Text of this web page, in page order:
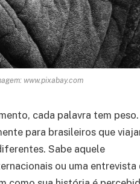
www.pixabay.com
cada palavra tem peso.
para brasileiros que
Sabe aquele
ou uma entrevista